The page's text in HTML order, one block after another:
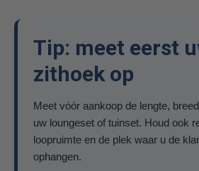
Tip: meet eerst
zithoek op
Meet vóór aankoop de lengte,
uw loungeset of tuinset. Houd ook
loopruimte en de plek waar u de
ophangen.